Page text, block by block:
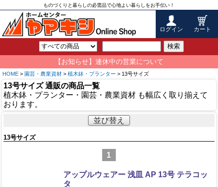
ものづくりと暮らしの必需品で心地よい暮らしをお手伝い！
ログイン カート
検索
【お知らせ】連休中の営業について
HOME > 園芸・農業資材 > 植木鉢・プランター > 13号サイズ
13号サイズ 通販の商品一覧
植木鉢・プランター・園芸・農業資材 も幅広く取り揃えて
おります。
並び替え
13号サイズ
1
アップルウェアー 浅皿 AP 13号 テラコッ
タ